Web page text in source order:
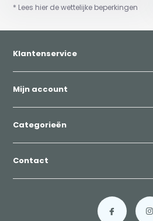
* Lees hier de wettelijke beperkingen
Klantenservice
Mijn account
Categorieën
Contact